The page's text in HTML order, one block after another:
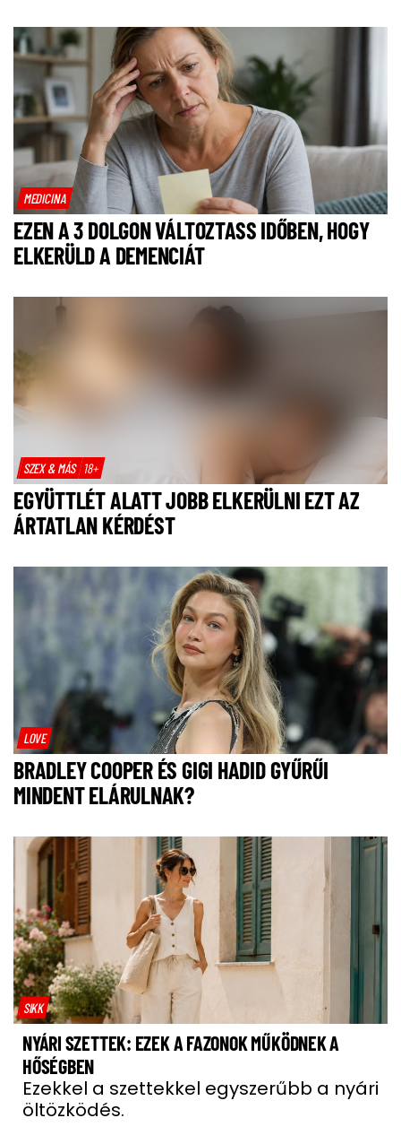
MEDICINA
EZEN A 3 DOLGON VÁLTOZTASS IDŐBEN, HOGY
ELKERÜLD A DEMENCIÁT
SZEX & MÁS 18+
EGYÜTTLÉT ALATT JOBB ELKERÜLNI EZT AZ
ÁRTATLAN KÉRDÉST
LOVE
BRADLEY COOPER ÉS GIGI HADID GYŰRŰI
MINDENT ELÁRULNAK?
SIKK
NYÁRI SZETTEK: EZEK A FAZONOK MŰKÖDNEK A
HŐSÉGBEN
Ezekkel a szettekkel egyszerűbb a nyári
öltözködés.